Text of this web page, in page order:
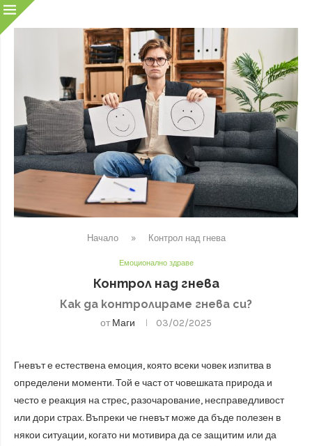
Начало » Контрол над гнева
Емоционално здраве
Контрол над гнева
Как да контролираме гнева си?
от Маги 03/02/2025
Гневът е естествена емоция, която всеки човек изпитва в
определени моменти. Той е част от човешката природа и
често е реакция на стрес, разочарование, несправедливост
или дори страх. Въпреки че гневът може да бъде полезен в
някои ситуации, когато ни мотивира да се защитим или да